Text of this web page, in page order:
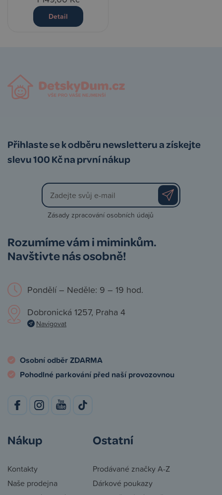
Detail
Přihlaste se k odběru newsletteru a získejte
slevu 100 Kč na první nákup
Zásady zpracování osobních údajů
Rozumíme vám i miminkům.
Navštivte nás osobně!
Pondělí – Neděle: 9 – 19 hod.
Dobronická 1257, Praha 4
Navigovat
Osobní odběr ZDARMA
Pohodlné parkování před naší provozovnou
Nákup
Kontakty
Naše prodejna
Ostatní
Prodávané značky A-Z
Dárkové poukazy